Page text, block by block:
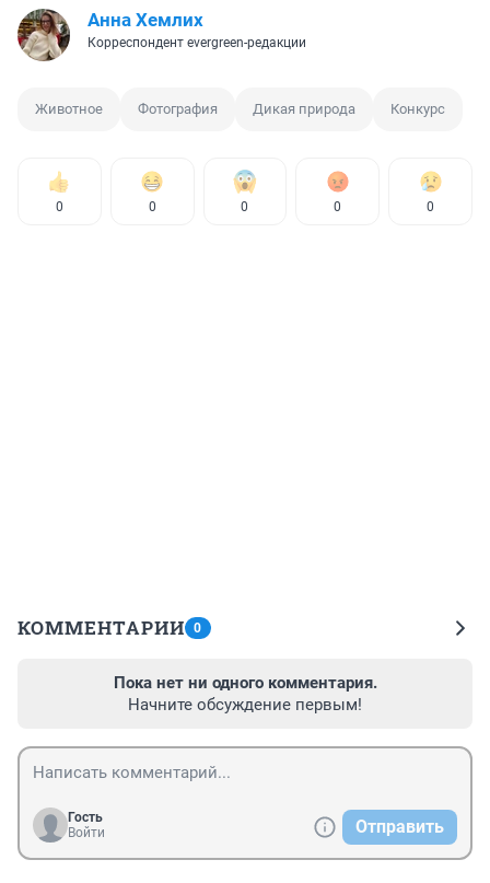
Анна Хемлих
Корреспондент evergreen-редакции
Животное Фотография Дикая природа Конкурс
0 0 0 0 0
КОММЕНТАРИИ 0
Пока нет ни одного комментария.
Начните обсуждение первым!
Гость
Войти
Отправить